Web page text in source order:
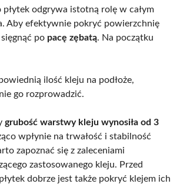
płytek odgrywa istotną rolę w całym
Aby efektywnie pokryć powierzchnię
po pacę zębatą. Na początku
ilość kleju na podłoże,
go rozprowadzić.
grubość warstwy kleju wynosiła od 3
wpłynie na trwałość i stabilność
zapoznać się z zaleceniami
zastosowanego kleju. Przed
dobrze jest także pokryć klejem ich